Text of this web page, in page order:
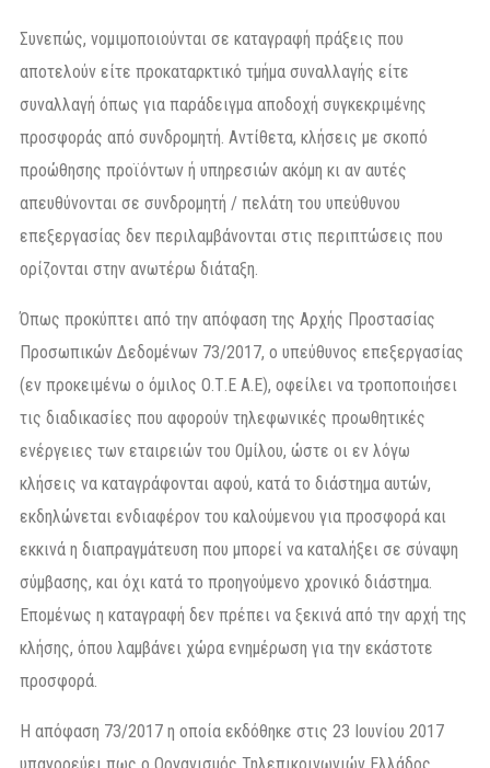
Συνεπώς, νομιμοποιούνται σε καταγραφή πράξεις που
αποτελούν είτε προκαταρκτικό τμήμα συναλλαγής είτε
συναλλαγή όπως για παράδειγμα αποδοχή συγκεκριμένης
προσφοράς από συνδρομητή. Αντίθετα, κλήσεις με σκοπό
προώθησης προϊόντων ή υπηρεσιών ακόμη κι αν αυτές
απευθύνονται σε συνδρομητή / πελάτη του υπεύθυνου
επεξεργασίας δεν περιλαμβάνονται στις περιπτώσεις που
ορίζονται στην ανωτέρω διάταξη.
Όπως προκύπτει από την απόφαση της Αρχής Προστασίας
Προσωπικών Δεδομένων 73/2017, ο υπεύθυνος επεξεργασίας
(εν προκειμένω ο όμιλος Ο.Τ.Ε Α.Ε), οφείλει να τροποποιήσει
τις διαδικασίες που αφορούν τηλεφωνικές προωθητικές
ενέργειες των εταιρειών του Ομίλου, ώστε οι εν λόγω
κλήσεις να καταγράφονται αφού, κατά το διάστημα αυτών,
εκδηλώνεται ενδιαφέρον του καλούμενου για προσφορά και
εκκινά η διαπραγμάτευση που μπορεί να καταλήξει σε σύναψη
σύμβασης, και όχι κατά το προηγούμενο χρονικό διάστημα.
Επομένως η καταγραφή δεν πρέπει να ξεκινά από την αρχή της
κλήσης, όπου λαμβάνει χώρα ενημέρωση για την εκάστοτε
προσφορά.
Η απόφαση 73/2017 η οποία εκδόθηκε στις 23 Ιουνίου 2017